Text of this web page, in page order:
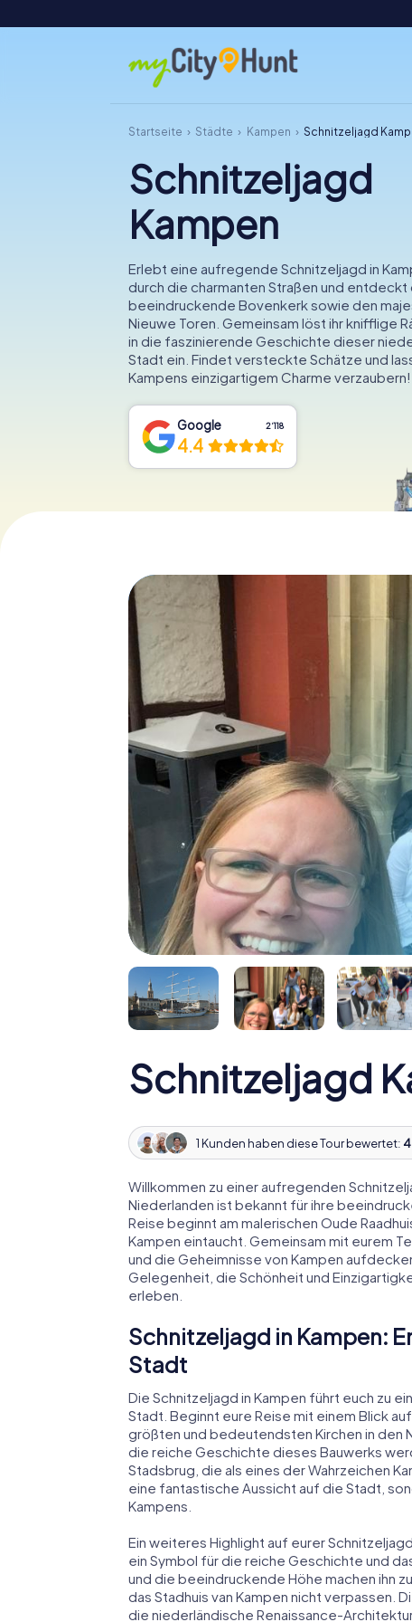
Startseite Städte Kampen Schnitzeljagd
Schnitzeljagd
Kampen
Erlebt eine aufregende Schnitzeljagd in
durch die charmanten Straßen und entdeckt
beeindruckende Bovenkerk sowie den
Nieuwe Toren. Gemeinsam löst ihr knifflige
in die faszinierende Geschichte dieser
Stadt ein. Findet versteckte Schätze und
Kampens einzigartigem Charme verzaubern!
Google 2‘118
4.4
Schnitzeljagd
1 Kunden haben diese Tour bewertet:
Willkommen zu einer aufregenden
Niederlanden ist bekannt für ihre
Reise beginnt am malerischen Oude
Kampen eintaucht. Gemeinsam mit eurem
und die Geheimnisse von Kampen
Gelegenheit, die Schönheit und
erleben.
Schnitzeljagd in Kampen:
Stadt
Die Schnitzeljagd in Kampen führt euch zu
Stadt. Beginnt eure Reise mit einem Blick
größten und bedeutendsten Kirchen in den
die reiche Geschichte dieses Bauwerks
Stadsbrug, die als eines der Wahrzeichen
eine fantastische Aussicht auf die Stadt,
Kampens.
Ein weiteres Highlight auf eurer
ein Symbol für die reiche Geschichte und
und die beeindruckende Höhe machen ihn
das Stadhuis van Kampen nicht verpassen.
die niederländische Renaissance-